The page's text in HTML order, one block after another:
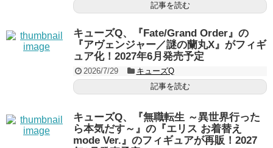
記事を読む
キューズQ、『Fate/Grand Order』の
『アヴェンジャー／謎の蘭丸X』がフィギ
ュア化！2027年6月発売予定
2026/7/29
キューズQ
記事を読む
キューズQ、『無職転生 ～異世界行った
ら本気だす～』の『エリス お着替え
mode Ver.』のフィギュアが再販！2027